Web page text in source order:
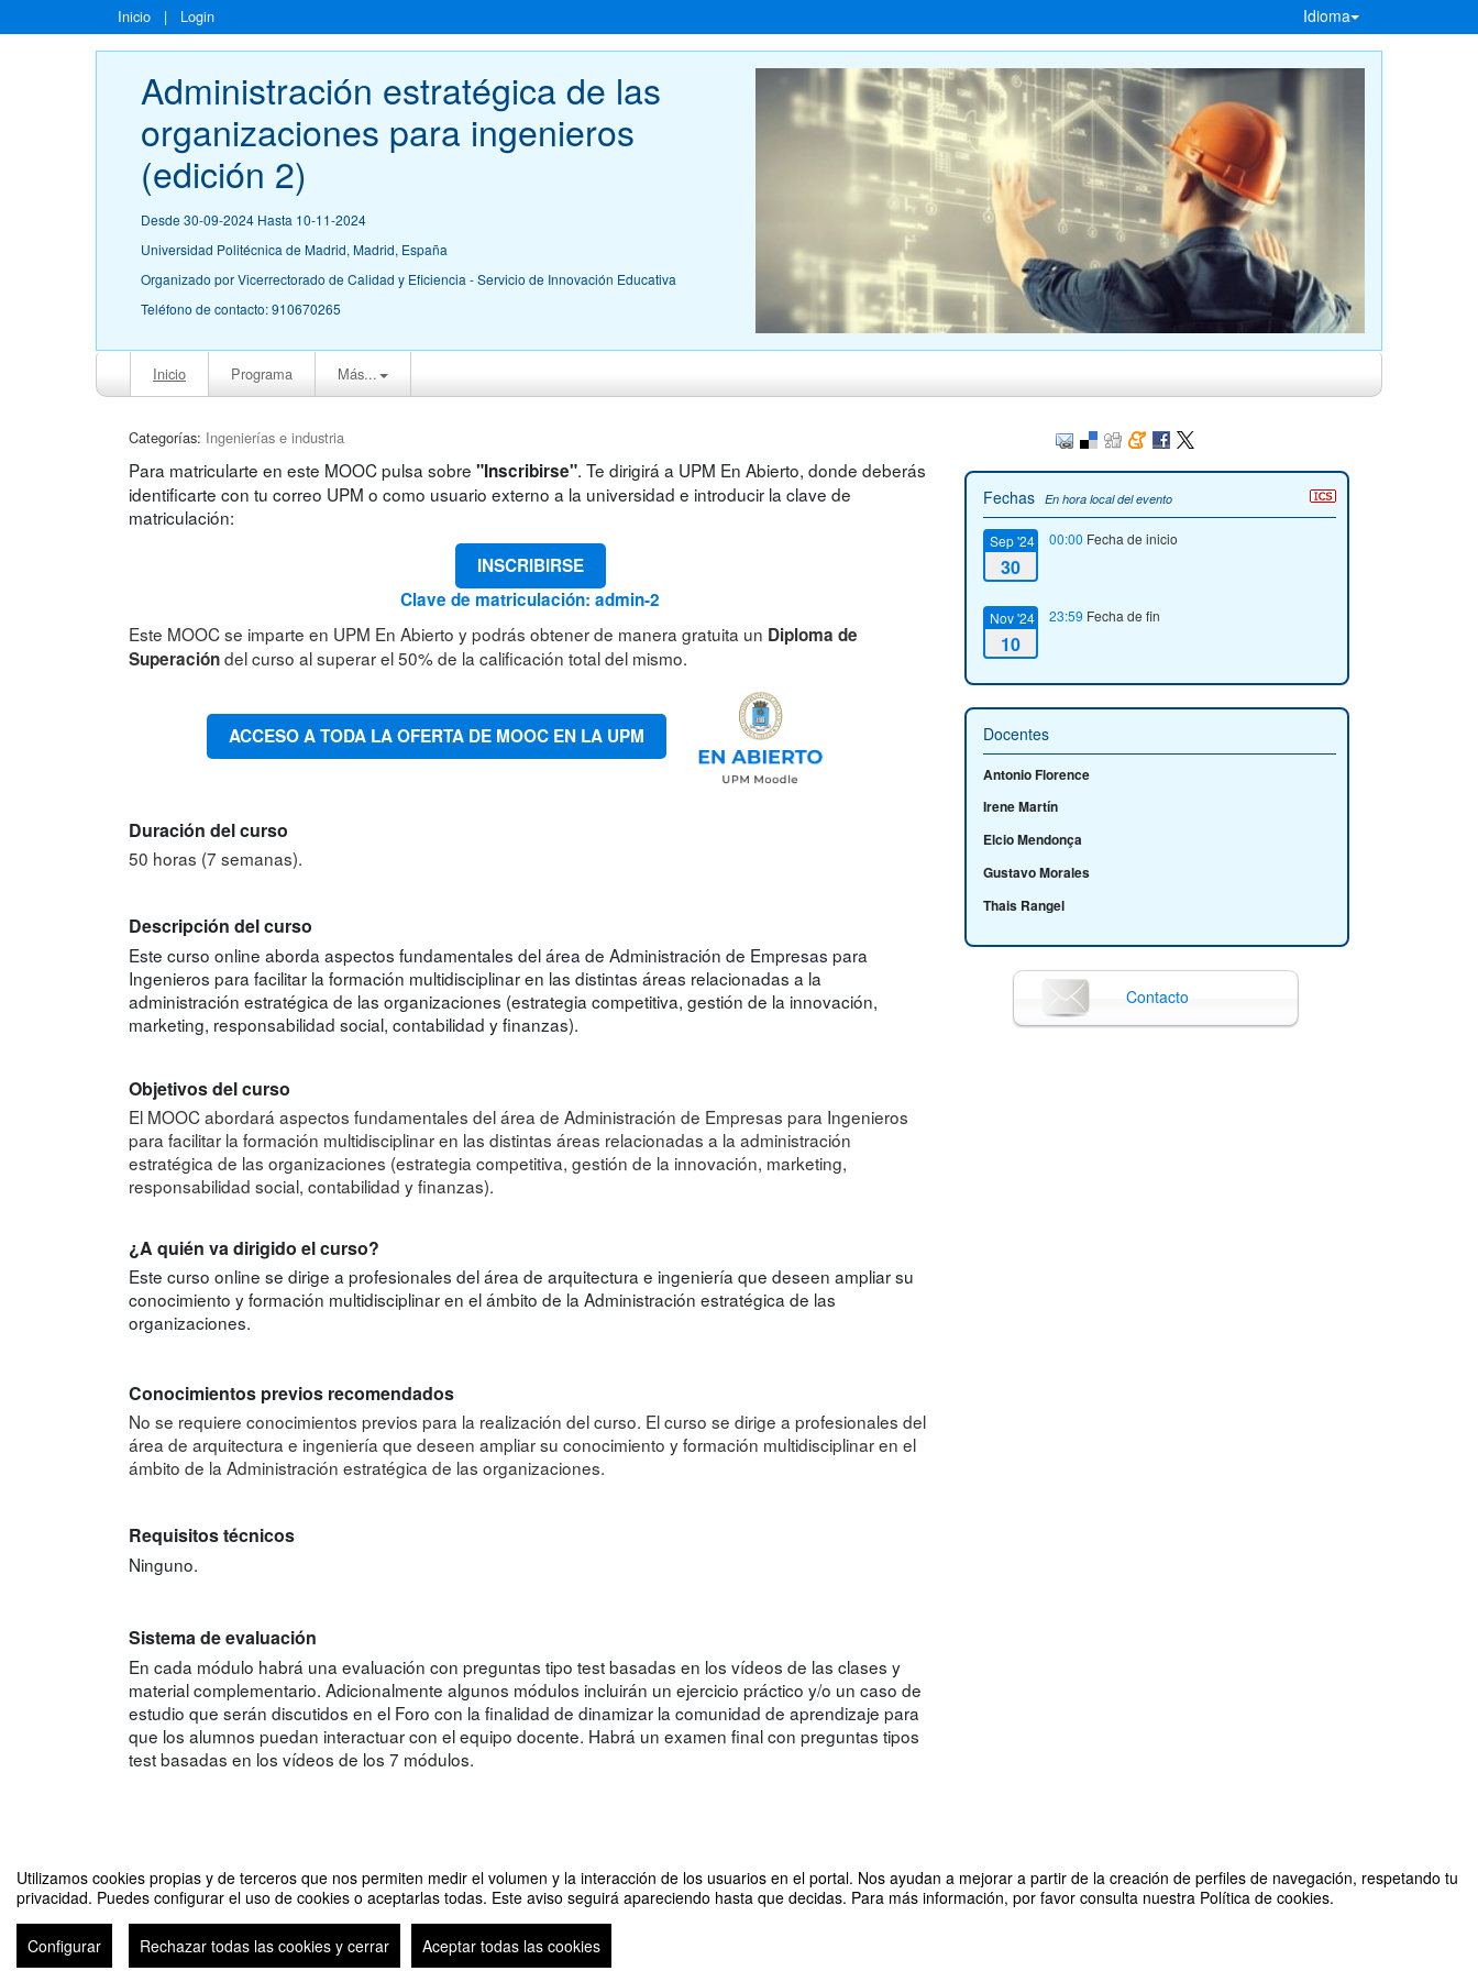
Utilizamos cookies propias y de terceros que nos permiten medir el volumen y la interacción de los usuarios en el portal. Nos ayudan a mejorar a partir de la creación de perfiles de navegación, respetando tu
privacidad. Puedes configurar el uso de cookies o aceptarlas todas. Este aviso seguirá apareciendo hasta que decidas. Para más información, por favor consulta nuestra Política de cookies.
Configurar Rechazar todas las cookies y cerrar Aceptar todas las cookies
Inicio | Login Idioma
Administración estratégica de las
organizaciones para ingenieros
(edición 2)
Desde 30-09-2024 Hasta 10-11-2024
Universidad Politécnica de Madrid, Madrid, España
Organizado por Vicerrectorado de Calidad y Eficiencia - Servicio de Innovación Educativa
Teléfono de contacto: 910670265
Inicio Programa Más...
Categorías: Ingenierías e industria
Para matricularte en este MOOC pulsa sobre "Inscribirse". Te dirigirá a UPM En Abierto, donde deberás
identificarte con tu correo UPM o como usuario externo a la universidad e introducir la clave de
matriculación:
INSCRIBIRSE
Clave de matriculación: admin-2
Este MOOC se imparte en UPM En Abierto y podrás obtener de manera gratuita un Diploma de
Superacióndel curso al superar el 50% de la calificación total del mismo.
ACCESO A TODA LA OFERTA DE MOOC EN LA UPM
Duración del curso
50 horas (7 semanas).
Descripción del curso
Este curso online aborda aspectos fundamentales del área de Administración de Empresas para
Ingenieros para facilitar la formación multidisciplinar en las distintas áreas relacionadas a la
administración estratégica de las organizaciones (estrategia competitiva, gestión de la innovación,
marketing, responsabilidad social, contabilidad y finanzas).
Objetivos del curso
El MOOC abordará aspectos fundamentales del área de Administración de Empresas para Ingenieros
para facilitar la formación multidisciplinar en las distintas áreas relacionadas a la administración
estratégica de las organizaciones (estrategia competitiva, gestión de la innovación, marketing,
responsabilidad social, contabilidad y finanzas).
¿A quién va dirigido el curso?
Este curso online se dirige a profesionales del área de arquitectura e ingeniería que deseen ampliar su
conocimiento y formación multidisciplinar en el ámbito de la Administración estratégica de las
organizaciones.
Conocimientos previos recomendados
No se requiere conocimientos previos para la realización del curso. El curso se dirige a profesionales del
área de arquitectura e ingeniería que deseen ampliar su conocimiento y formación multidisciplinar en el
ámbito de la Administración estratégica de las organizaciones.
Requisitos técnicos
Ninguno.
Sistema de evaluación
En cada módulo habrá una evaluación con preguntas tipo test basadas en los vídeos de las clases y
material complementario. Adicionalmente algunos módulos incluirán un ejercicio práctico y/o un caso de
estudio que serán discutidos en el Foro con la finalidad de dinamizar la comunidad de aprendizaje para
que los alumnos puedan interactuar con el equipo docente. Habrá un examen final con preguntas tipos
test basadas en los vídeos de los 7 módulos.
Fechas En hora local del evento
Sep '24
30
00:00 Fecha de inicio
Nov '24
10
23:59 Fecha de fin
Docentes
Antonio Florence
Irene Martín
Elcio Mendonça
Gustavo Morales
Thais Rangel
Contacto
Administración estratégica de las organizaciones para ingenieros (edición 2) Organizado por Vicerrectorado de Calidad y Eficiencia - Servicio de Innovación Educativa
Aviso legal|Contacto